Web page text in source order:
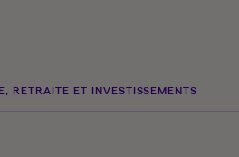
RETRAITE ET INVESTISSEMENTS